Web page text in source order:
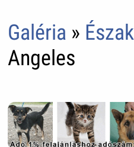
Galéria »
Angeles